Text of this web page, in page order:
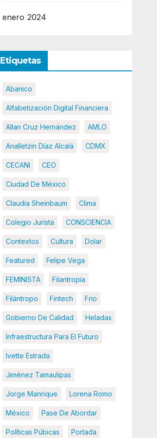
enero 2024
Etiquetas
Abanico
Alfabetización Digital Financiera
Allan Cruz Hernández AMLO
Analletzin Díaz Alcalá CDMX
CECANI CEO
Ciudad De México
Claudia Sheinbaum Clima
Colegio Jurista CONSCIENCIA
Contextos Cultura Dolar
Featured Felipe Vega
FEMINISTA Filantropia
Filántropo Fintech Frio
Gobierno De Calidad Heladas
Infraestructura Para El Futuro
Ivette Estrada
Jiménez Tamaulipas
Jorge Manrique Lorena Romo
México Pase De Abordar
Políticas Púbicas Portada